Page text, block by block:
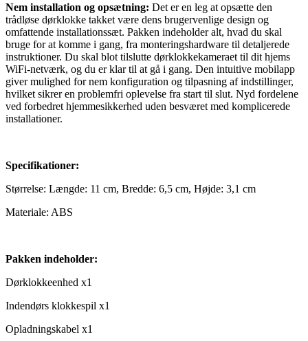
Nem installation og opsætning: Det er en leg at opsætte den
trådløse dørklokke takket være dens brugervenlige design og
omfattende installationssæt. Pakken indeholder alt, hvad du skal
bruge for at komme i gang, fra monteringshardware til detaljerede
instruktioner. Du skal blot tilslutte dørklokkekameraet til dit hjems
WiFi-netværk, og du er klar til at gå i gang. Den intuitive mobilapp
giver mulighed for nem konfiguration og tilpasning af indstillinger,
hvilket sikrer en problemfri oplevelse fra start til slut. Nyd fordelene
ved forbedret hjemmesikkerhed uden besværet med komplicerede
installationer.
Specifikationer:
Størrelse: Længde: 11 cm, Bredde: 6,5 cm, Højde: 3,1 cm
Materiale: ABS
Pakken indeholder:
Dørklokkeenhed x1
Indendørs klokkespil x1
Opladningskabel x1